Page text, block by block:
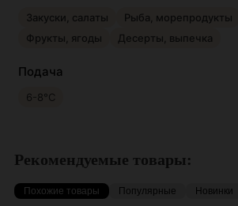
Закуски, салаты Рыба, морепродукты
Фрукты, ягоды
Десерты, выпечка
Подача
6-8°С
Рекомендуемые товары:
Похожие товары Популярные Новинки